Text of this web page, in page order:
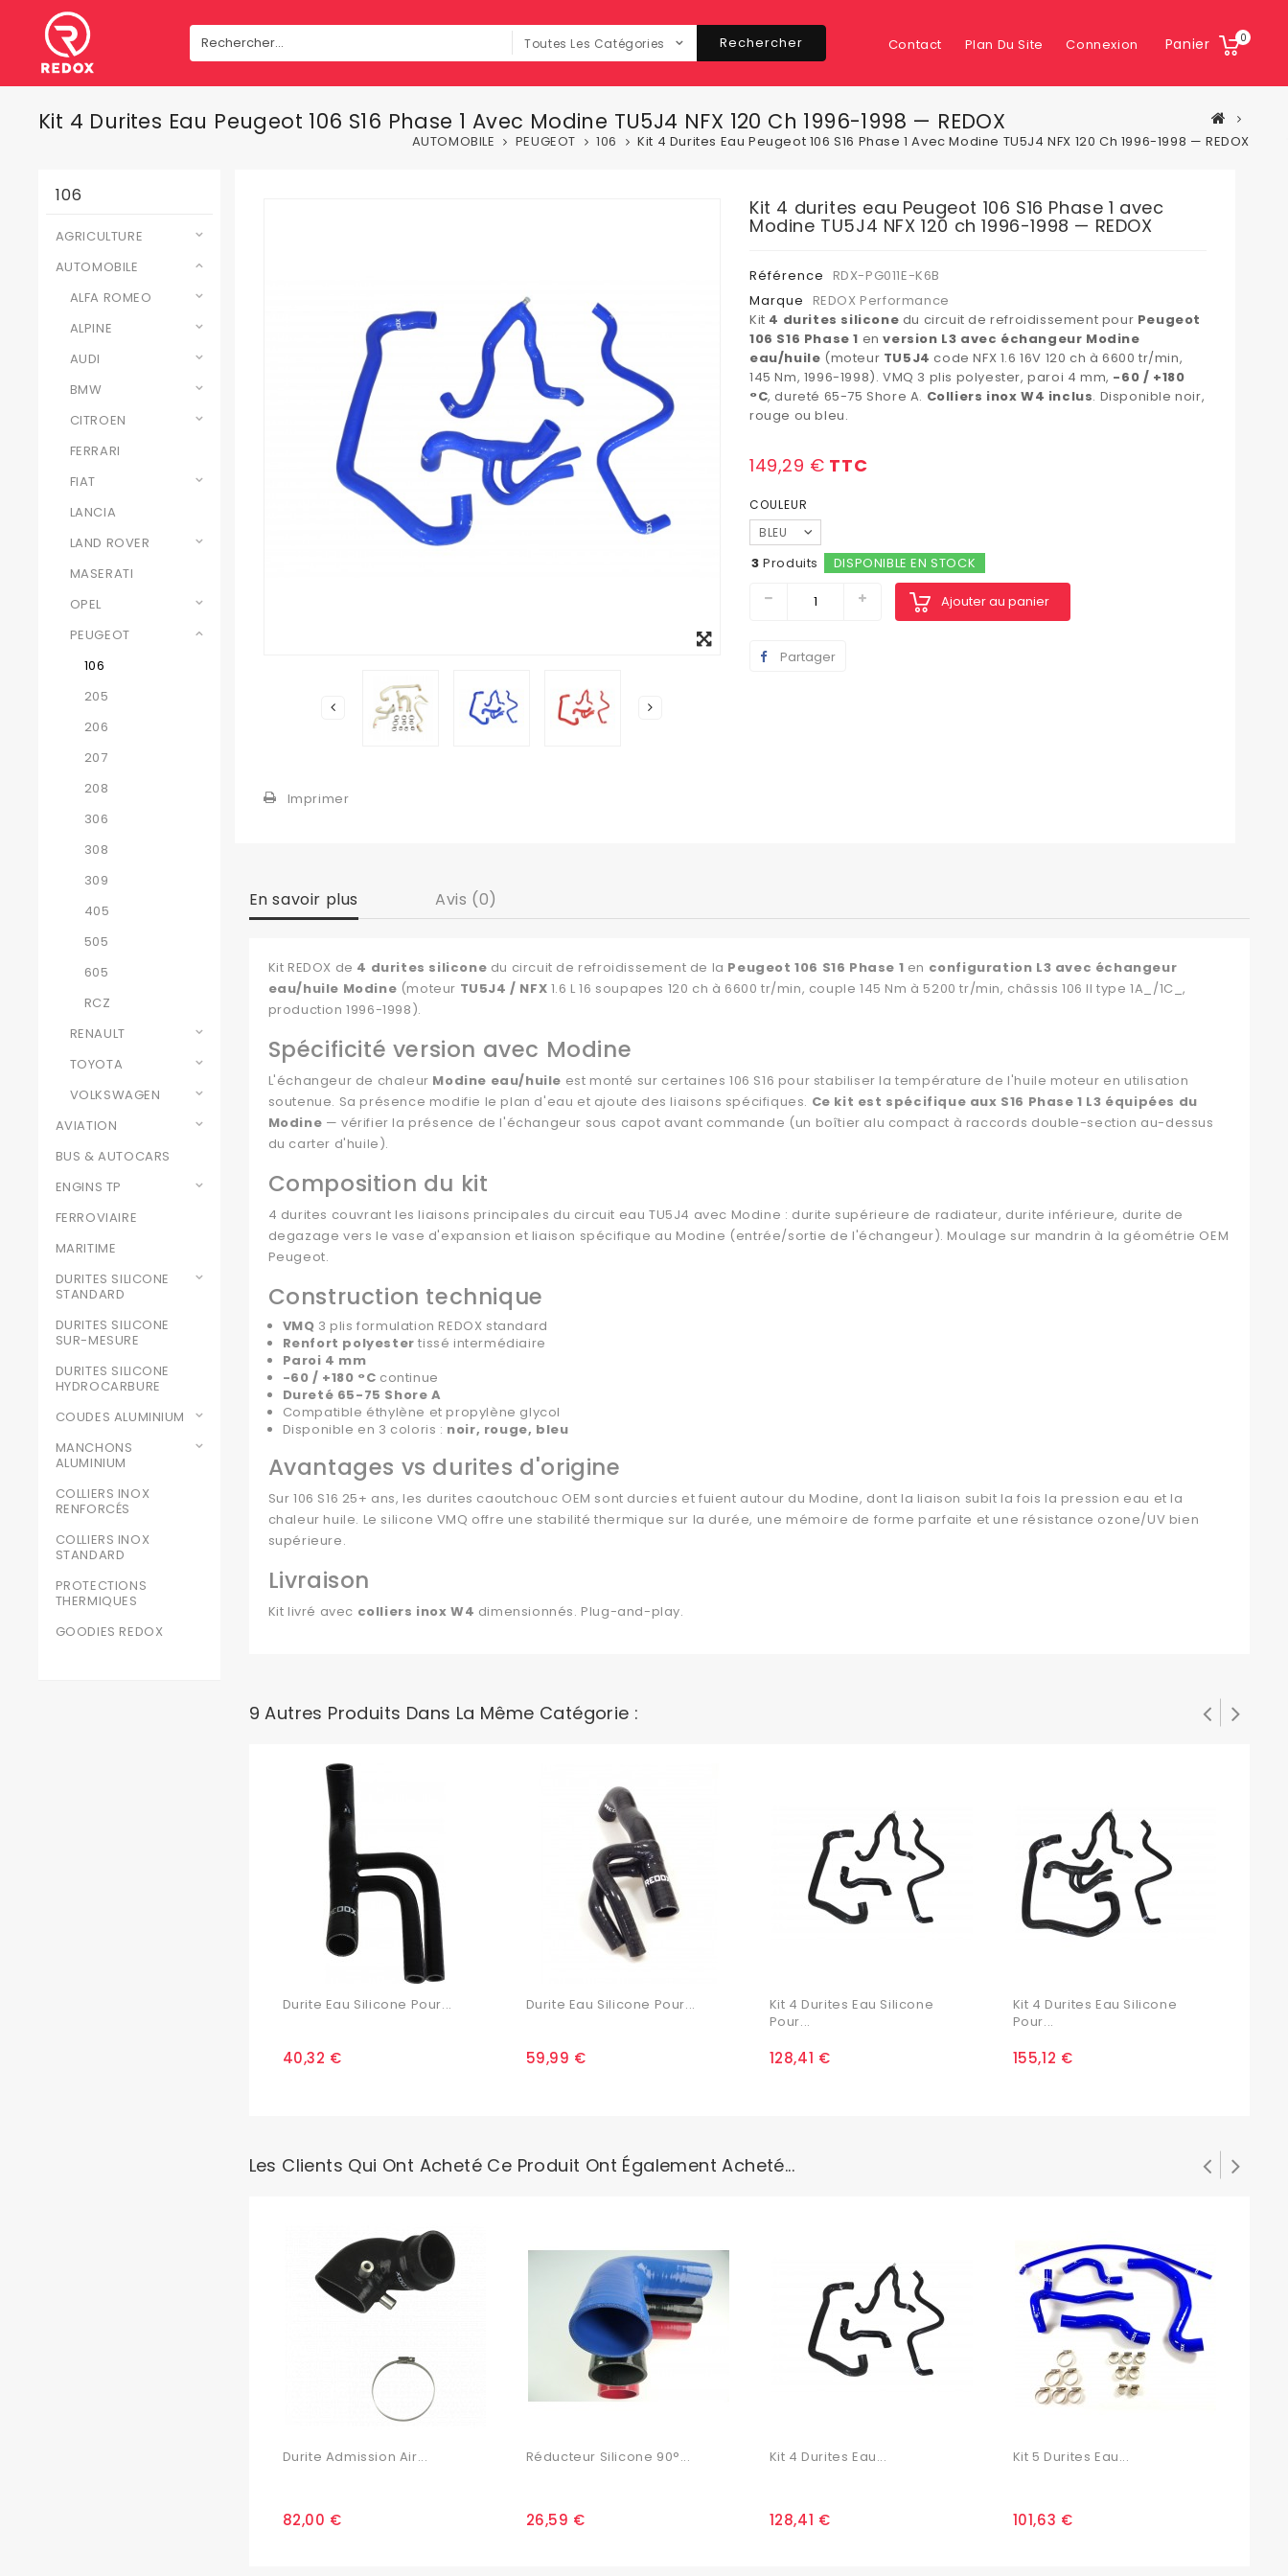
Panier 0
Contact Plan Du Site Connexion
Toutes Les Catégories Rechercher
Kit 4 Durites Eau Peugeot 106 S16 Phase 1 Avec Modine TU5J4 NFX 120 Ch 1996-1998 — REDOX
AUTOMOBILE PEUGEOT 106 Kit 4 Durites Eau Peugeot 106 S16 Phase 1 Avec Modine TU5J4 NFX 120 Ch 1996-1998 — REDOX
106
AGRICULTURE
AUTOMOBILE
ALFA ROMEO
ALPINE
AUDI
BMW
CITROEN
FERRARI
FIAT
LANCIA
LAND ROVER
MASERATI
OPEL
PEUGEOT
106
205
206
207
208
306
308
309
405
505
605
RCZ
RENAULT
TOYOTA
VOLKSWAGEN
AVIATION
BUS & AUTOCARS
ENGINS TP
FERROVIAIRE
MARITIME
DURITES SILICONE
STANDARD
DURITES SILICONE
SUR-MESURE
DURITES SILICONE
HYDROCARBURE
COUDES ALUMINIUM
MANCHONS
ALUMINIUM
COLLIERS INOX
RENFORCÉS
COLLIERS INOX
STANDARD
PROTECTIONS
THERMIQUES
GOODIES REDOX
Imprimer
Kit 4 durites eau Peugeot 106 S16 Phase 1 avec
Modine TU5J4 NFX 120 ch 1996-1998 — REDOX
Référence
RDX-PG011E-K6B
Marque
REDOX Performance
Kit 4 durites silicone du circuit de refroidissement pour Peugeot
106 S16 Phase 1 enversion L3 avec échangeur Modine
eau/huile (moteur TU5J4 code NFX 1.6 16V 120 ch à 6600 tr/min,
145 Nm, 1996-1998). VMQ 3 plis polyester, paroi 4 mm, -60 / +180
°C, dureté 65-75 Shore A. Colliers inox W4 inclus. Disponible noir,
rouge ou bleu.
149,29 € TTC
COULEUR
BLEU
3 Produits DISPONIBLE EN STOCK
Ajouter au panier
Partager
En savoir plus Avis (0)
Kit REDOX de 4 durites silicone du circuit de refroidissement de la Peugeot 106 S16 Phase 1 en configuration L3 avec échangeur
eau/huile Modine (moteur TU5J4 / NFX 1.6 L 16 soupapes 120 ch à 6600 tr/min, couple 145 Nm à 5200 tr/min, châssis 106 II type 1A_/1C_,
production 1996-1998).
Spécificité version avec Modine
L'échangeur de chaleur Modine eau/huile est monté sur certaines 106 S16 pour stabiliser la température de l'huile moteur en utilisation
soutenue. Sa présence modifie le plan d'eau et ajoute des liaisons spécifiques. Ce kit est spécifique aux S16 Phase 1 L3 équipées du
Modine — vérifier la présence de l'échangeur sous capot avant commande (un boîtier alu compact à raccords double-section au-dessus
du carter d'huile).
Composition du kit
4 durites couvrant les liaisons principales du circuit eau TU5J4 avec Modine : durite supérieure de radiateur, durite inférieure, durite de
degazage vers le vase d'expansion et liaison spécifique au Modine (entrée/sortie de l'échangeur). Moulage sur mandrin à la géométrie OEM
Peugeot.
Construction technique
VMQ 3 plis formulation REDOX standard
Renfort polyester tissé intermédiaire
Paroi 4 mm
-60 / +180 °C continue
Dureté 65-75 Shore A
Compatible éthylène et propylène glycol
Disponible en 3 coloris : noir, rouge, bleu
Avantages vs durites d'origine
Sur 106 S16 25+ ans, les durites caoutchouc OEM sont durcies et fuient autour du Modine, dont la liaison subit la fois la pression eau et la
chaleur huile. Le silicone VMQ offre une stabilité thermique sur la durée, une mémoire de forme parfaite et une résistance ozone/UV bien
supérieure.
Livraison
Kit livré avec colliers inox W4 dimensionnés. Plug-and-play.
9 Autres Produits Dans La Même Catégorie :
Durite Eau Silicone Pour...
40,32 €
Durite Eau Silicone Pour...
59,99 €
Kit 4 Durites Eau Silicone
Pour...
128,41 €
Kit 4 Durites Eau Silicone
Pour...
155,12 €
Les Clients Qui Ont Acheté Ce Produit Ont Également Acheté...
Durite Admission Air...
82,00 €
Réducteur Silicone 90°...
26,59 €
Kit 4 Durites Eau...
128,41 €
Kit 5 Durites Eau...
101,63 €